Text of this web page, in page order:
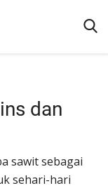
dan
sawit sebagai
sehari-hari